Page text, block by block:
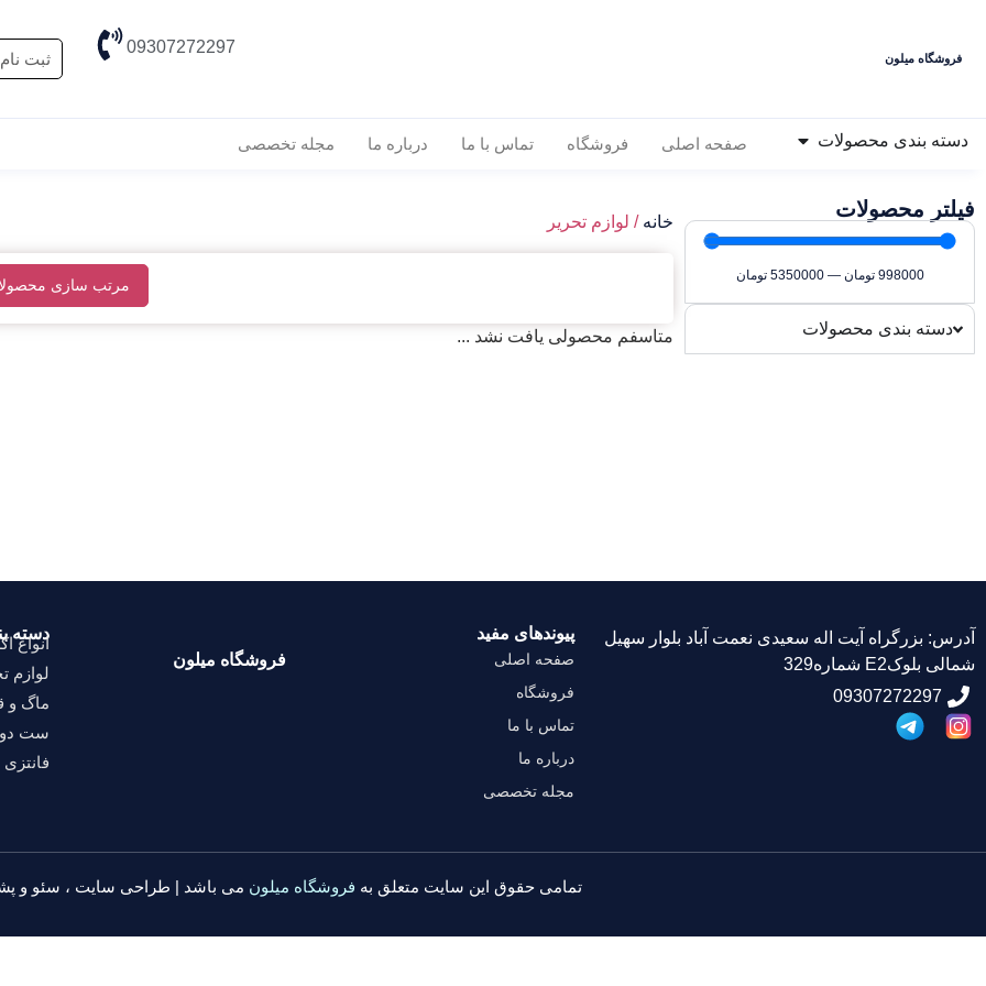
فروشگاه میلون
09307272297
ثبت
دسته بندی محصولات صفحه اصلی فروشگاه تماس با ما درباره ما مجله تخصصی
خانه / لوازم تحریر
مرتب سازی
متاسفم محصولی یافت نشد ...
فیلتر محصولات
998000 تومان —
5350000 تومان
دسته بندی محصولات
دسته
انواع
لوازم
ماگ و
ست دو
فانتزی
فروشگاه میلون
پیوندهای مفید
صفحه اصلی
فروشگاه
تماس با ما
درباره ما
مجله تخصصی
آدرس: بزرگراه آیت اله سعیدی نعمت آباد بلوار سهیل
شمالی بلوکE2 شماره329
09307272297
تمامی حقوق این سایت متعلق به فروشگاه میلون می باشد | طراحی سایت ، سئو و